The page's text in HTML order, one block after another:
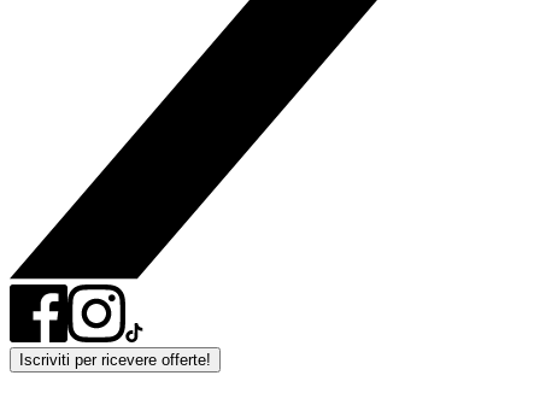
Iscriviti per ricevere offerte!